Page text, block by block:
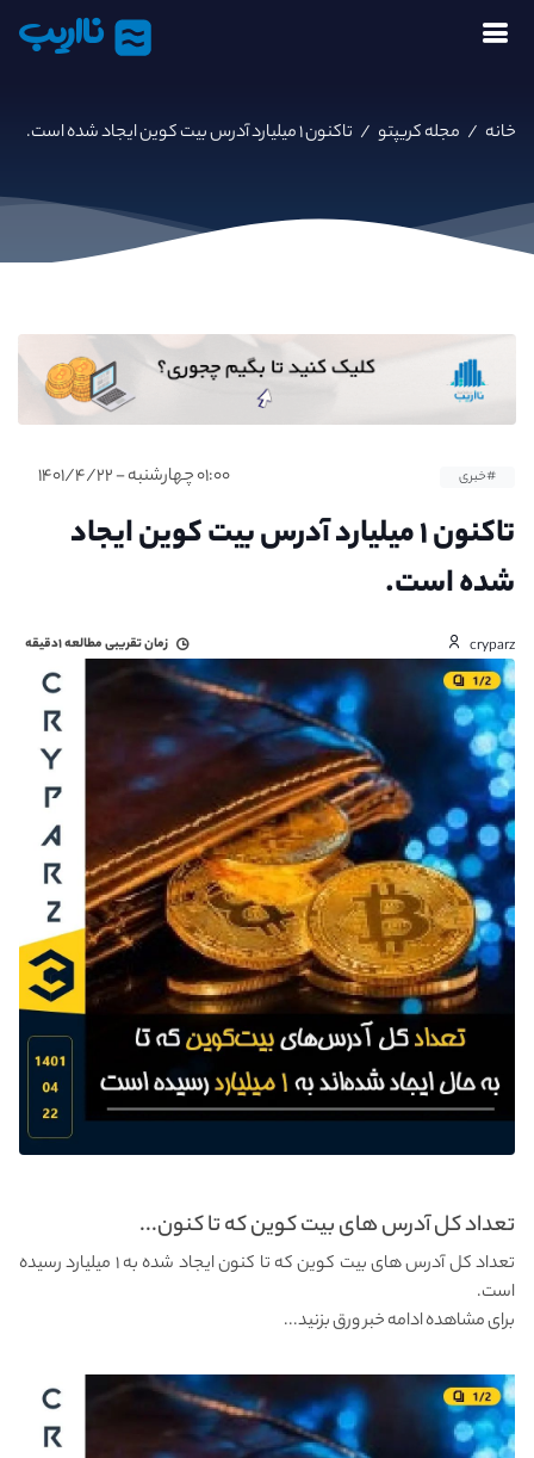
نااریب
خانه / مجله کریپتو / تاکنون ۱ میلیارد آدرس بیت کوین ایجاد شده است.
#خبری ۰۱:۰۰ چهارشنبه - ۱۴۰۱/۴/۲۲
تاکنون ۱ میلیارد آدرس بیت کوین ایجاد
شده است.
cryparz زمان تقریبی مطالعه۱دقیقه
تعداد کل آدرس های بیت کوین که تا کنون...
تعداد کل آدرس های بیت کوین که تا کنون ایجاد شده به ۱ میلیارد رسیده
است.
برای مشاهده ادامه خبر ورق بزنید...